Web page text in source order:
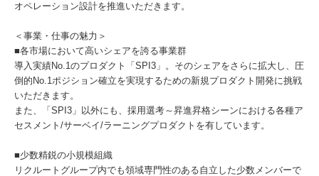
オペレーション設計を推進いただきます。
＜事業・仕事の魅力＞
■各市場において高いシェアを誇る事業群
導入実績No.1のプロダクト「SPI3」。そのシェアをさらに拡大し、圧
倒的No.1ポジション確立を実現するための新規プロダクト開発に挑戦
いただきます。
また、「SPI3」以外にも、採用選考～昇進昇格シーンにおける各種ア
セスメント/サーベイ/ラーニングプロダクトを有しています。
■少数精鋭の小規模組織
リクルートグループ内でも領域専門性のある自立した少数メンバーで